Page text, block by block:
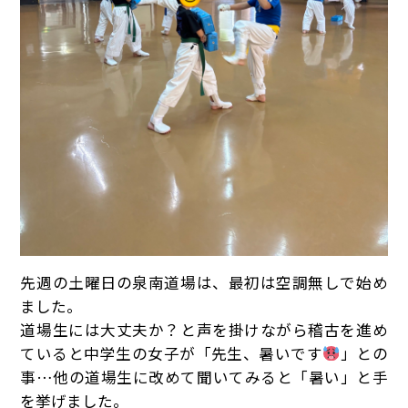
先週の土曜日の泉南道場は、最初は空調無しで始め
ました。
道場生には大丈夫か？と声を掛けながら稽古を進め
ていると中学生の女子が「先生、暑いです
」との
事…他の道場生に改めて聞いてみると「暑い」と手
を挙げました。